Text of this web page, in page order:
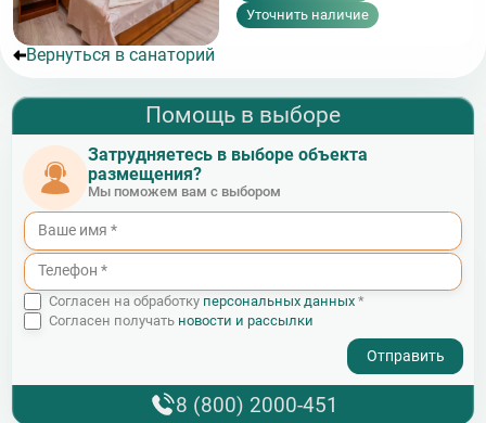
Уточнить наличие
Вернуться в санаторий
Помощь в выборе
Затрудняетесь в выборе объекта
размещения?
Мы поможем вам с выбором
Согласен на обработку персональных данных *
Согласен получать новости и рассылки
8 (800) 2000-451